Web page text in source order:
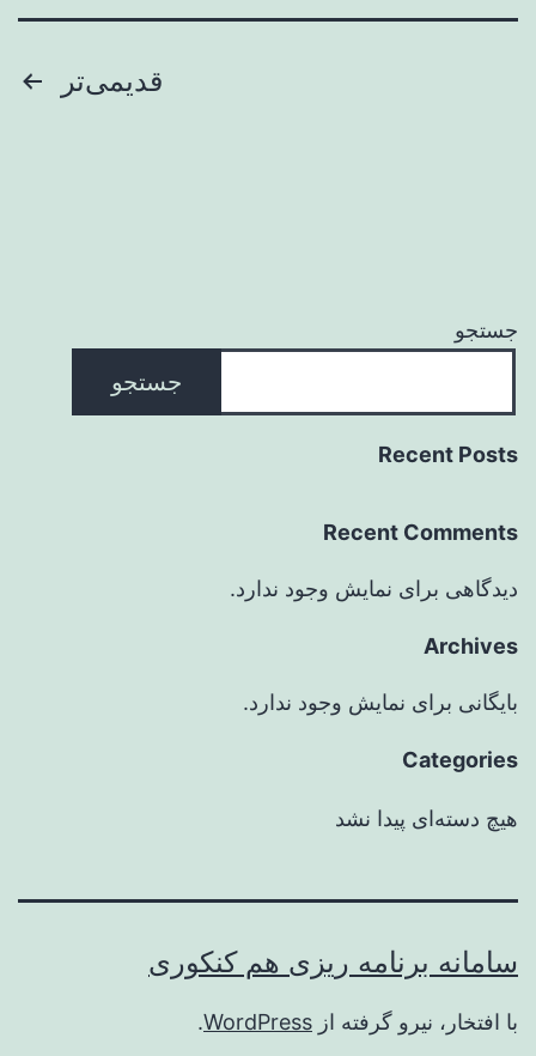
قدیمی‌تر
جستجو
جستجو
Recent Posts
Recent Comments
دیدگاهی برای نمایش وجود ندارد.
Archives
بایگانی برای نمایش وجود ندارد.
Categories
هیچ دسته‌ای پیدا نشد
سامانه برنامه ریزی هم کنکوری
با افتخار، نیرو گرفته از WordPress
.